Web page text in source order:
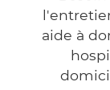
aide à